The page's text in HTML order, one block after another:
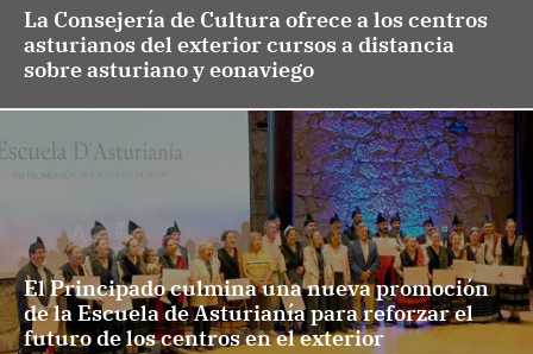
La Consejería de Cultura ofrece a los centros
asturianos del exterior cursos a distancia
sobre asturiano y eonaviego
El Principado culmina una nueva promoción
de la Escuela de Asturianía para reforzar el
futuro de los centros en el exterior